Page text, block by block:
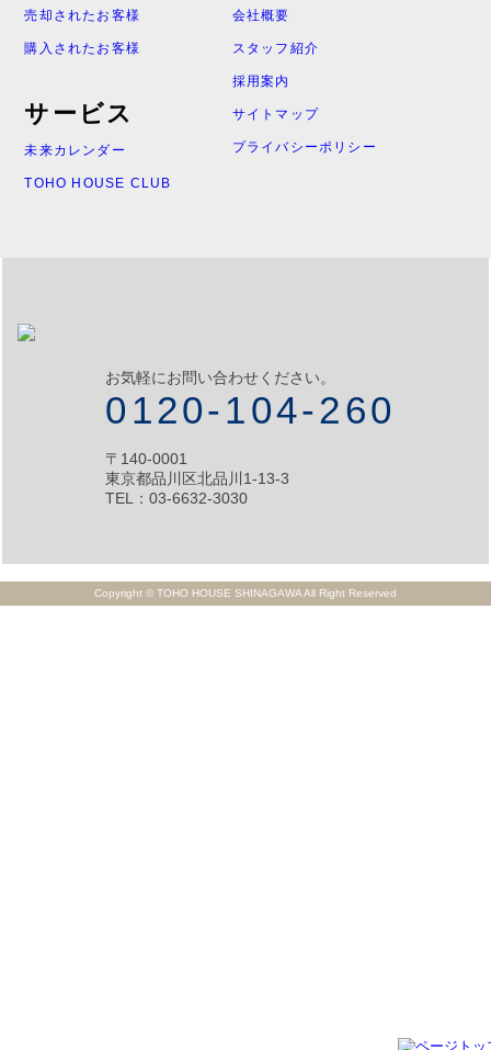
売却されたお客様
購入されたお客様
サービス
未来カレンダー
TOHO HOUSE CLUB
会社概要
スタッフ紹介
採用案内
サイトマップ
プライバシーポリシー
お気軽にお問い合わせください。
0120-104-260
〒140-0001
東京都品川区北品川1-13-3
TEL：03-6632-3030
Copyright © TOHO HOUSE SHINAGAWA All Right Reserved